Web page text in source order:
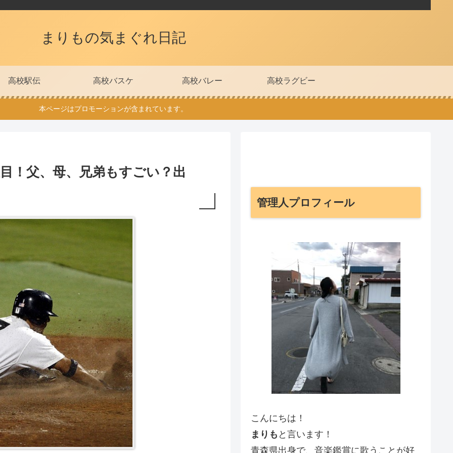
まりもの気まぐれ日記
高校駅伝 高校バスケ 高校バレー 高校ラグビー
本ページはプロモーションが含まれています。
！父、母、兄弟もすごい？出
管理人プロフィール
こんにちは！
まりも と言います！
青森県出身で、音楽鑑賞に歌うことが好